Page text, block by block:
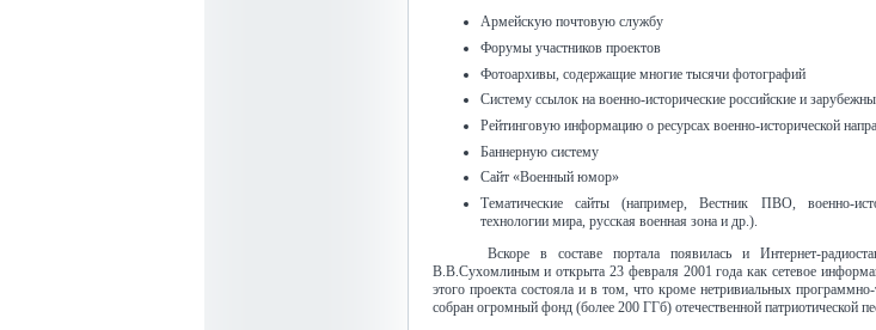
Армейскую почтовую службу
Форумы участников проектов
Фотоархивы, содержащие многие тысячи фотографий
Систему сcылок на военно-исторические российские и
Рейтинговую информацию о ресурсах военно-исторической
Баннерную систему
Сайт «Военный юмор»
Тематические сайты (например, Вестник ПВО, военно-
технологии мира, русская военная зона и др.).
Вскоре в составе портала появилась и Интернет-
В.В.Сухомлиным и открыта 23 февраля 2001 года как сетевое
этого проекта состояла и в том, что кроме нетривиальных
собран огромный фонд (более 200 ГГб) отечественной патриотической